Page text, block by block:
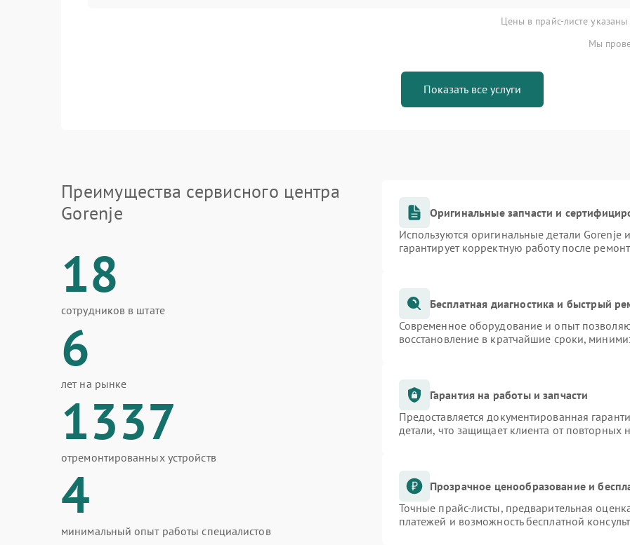
Цены в прайс-листе
Мы
Показать все услуги
Преимущества сервисного центра
Gorenje
18
сотрудников в штате
6
лет на рынке
1337
отремонтированных устройств
4
минимальный опыт работы специалистов
Оригинальные запчасти и
Используются оригинальные детали
гарантирует корректную работу после
Бесплатная диагностика и быстрый
Современное оборудование и опыт
восстановление в кратчайшие сроки,
Гарантия на работы и запчасти
Предоставляется документированная
детали, что защищает клиента от повторных
Прозрачное ценообразование и
Точные прайс-листы, предварительная
платежей и возможность бесплатной